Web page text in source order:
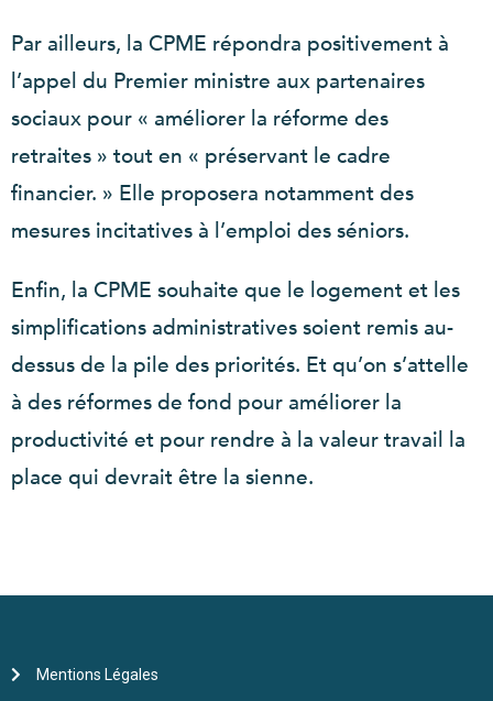
Par ailleurs, la CPME répondra positivement à
l’appel du Premier ministre aux partenaires
sociaux pour « améliorer la réforme des
retraites » tout en « préservant le cadre
financier. » Elle proposera notamment des
mesures incitatives à l’emploi des séniors.
Enfin, la CPME souhaite que le logement et les
simplifications administratives soient remis au-
dessus de la pile des priorités. Et qu’on s’attelle
à des réformes de fond pour améliorer la
productivité et pour rendre à la valeur travail la
place qui devrait être la sienne.
Mentions Légales